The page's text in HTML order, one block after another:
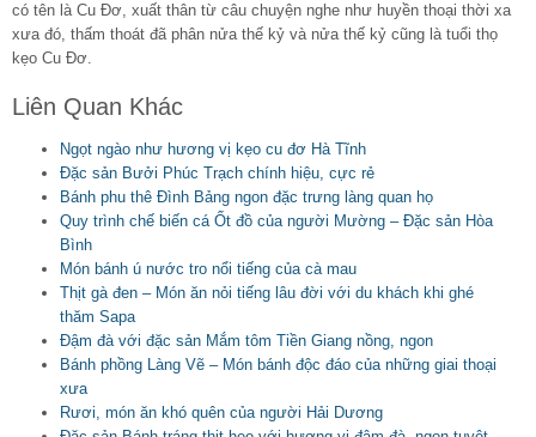
có tên là Cu Đơ, xuất thân từ câu chuyện nghe như huyền thoại thời xa
xưa đó, thấm thoát đã phân nửa thế kỷ và nửa thế kỷ cũng là tuổi thọ
kẹo Cu Đơ.
Liên Quan Khác
Ngọt ngào như hương vị kẹo cu đơ Hà Tĩnh
Đặc sản Bưởi Phúc Trạch chính hiệu, cực rẻ
Bánh phu thê Đình Bảng ngon đặc trưng làng quan họ
Quy trình chế biến cá Ốt đồ của người Mường – Đặc sản Hòa
Bình
Món bánh ú nước tro nổi tiếng của cà mau
Thịt gà đen – Món ăn nỏi tiếng lâu đời với du khách khi ghé
thăm Sapa
Đậm đà với đặc sản Mắm tôm Tiền Giang nồng, ngon
Bánh phồng Làng Vẽ – Món bánh độc đáo của những giai thoại
xưa
Rươi, món ăn khó quên của người Hải Dương